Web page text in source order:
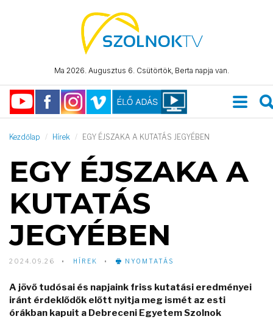
Ma 2026. Augusztus 6. Csütörtök, Berta napja van.
Kezdőlap Hírek EGY ÉJSZAKA A KUTATÁS JEGYÉBEN
EGY ÉJSZAKA A
KUTATÁS
JEGYÉBEN
2024.09.26 HÍREK NYOMTATÁS
A jövő tudósai és napjaink friss kutatási eredményei
iránt érdeklődők előtt nyitja meg ismét az esti
órákban kapuit a Debreceni Egyetem Szolnok